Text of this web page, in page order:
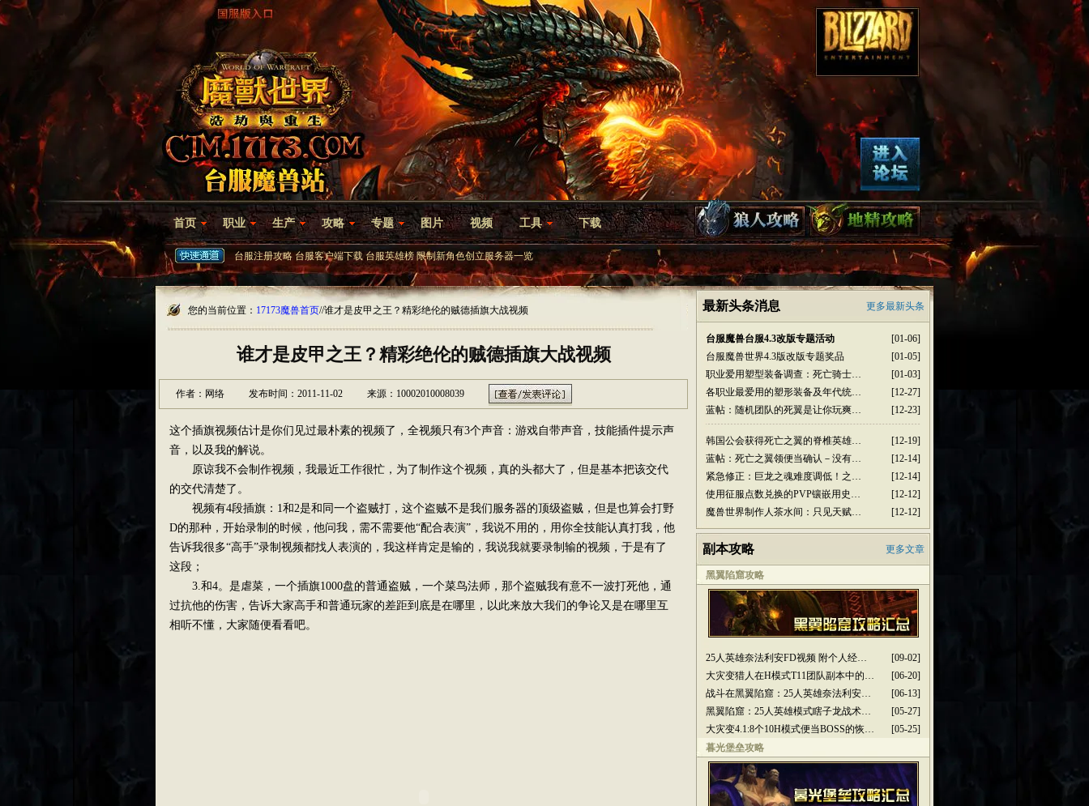
首页 职业 生产 攻略 专题 图片 视频 工具 下载
台服注册攻略 台服客户端下载 台服英雄榜 限制新角色创立服务器一览
您的当前位置： 17173魔兽首页//谁才是皮甲之王？精彩绝伦的贼德插旗大战视频
谁才是皮甲之王？精彩绝伦的贼德插旗大战视频
作者：网络 发布时间：2011-11-02 来源：10002010008039
这个插旗视频估计是你们见过最朴素的视频了，全视频只有3个声音：游戏自带声音，技能插件提示声
音，以及我的解说。
原谅我不会制作视频，我最近工作很忙，为了制作这个视频，真的头都大了，但是基本把该交代
的交代清楚了。
视频有4段插旗：1和2是和同一个盗贼打，这个盗贼不是我们服务器的顶级盗贼，但是也算会打野
D的那种，开始录制的时候，他问我，需不需要他“配合表演”，我说不用的，用你全技能认真打我，他
告诉我很多“高手”录制视频都找人表演的，我这样肯定是输的，我说我就要录制输的视频，于是有了
这段；
3.和4。是虐菜，一个插旗1000盘的普通盗贼，一个菜鸟法师，那个盗贼我有意不一波打死他，通
过抗他的伤害，告诉大家高手和普通玩家的差距到底是在哪里，以此来放大我们的争论又是在哪里互
相听不懂，大家随便看看吧。
最新头条消息 更多最新头条
[01-06]
台服魔兽台服4.3改版专题活动
[01-05]
台服魔兽世界4.3版改版专题奖品
[01-03]
职业爱用塑型装备调查：死亡骑士…
[12-27]
各职业最爱用的塑形装备及年代统…
[12-23]
蓝帖：随机团队的死翼是让你玩爽…
[12-19]
韩国公会获得死亡之翼的脊椎英雄…
[12-14]
蓝帖：死亡之翼领便当确认－没有…
[12-14]
紧急修正：巨龙之魂难度调低！之…
[12-12]
使用征服点数兑换的PVP镶嵌用史…
[12-12]
魔兽世界制作人茶水间：只见天赋…
副本攻略 更多文章
黑翼陷窟攻略
[09-02]
25人英雄奈法利安FD视频 附个人经…
[06-20]
大灾变猎人在H模式T11团队副本中的…
[06-13]
战斗在黑翼陷窟：25人英雄奈法利安…
[05-27]
黑翼陷窟：25人英雄模式瞎子龙战术…
[05-25]
大灾变4.1:8个10H模式便当BOSS的恢…
暮光堡垒攻略